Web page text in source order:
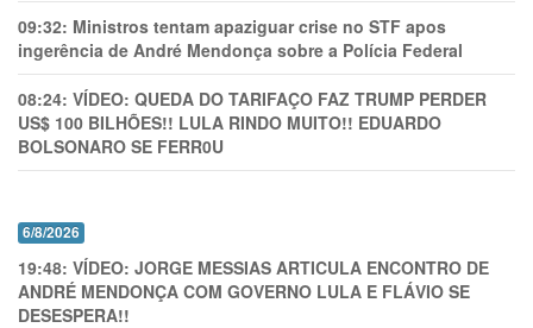
09:32: Ministros tentam apaziguar crise no STF apos
ingerência de André Mendonça sobre a Polícia Federal
08:24: VÍDEO: QUEDA DO TARIFAÇO FAZ TRUMP PERDER
US$ 100 BILHÕES!! LULA RINDO MUITO!! EDUARDO
BOLSONARO SE FERR0U
6/8/2026
19:48: VÍDEO: JORGE MESSIAS ARTICULA ENCONTRO DE
ANDRÉ MENDONÇA COM GOVERNO LULA E FLÁVIO SE
DESESPERA!!